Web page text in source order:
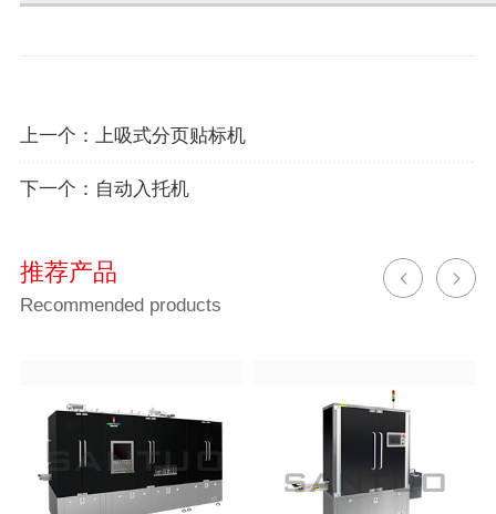
上一个： 上吸式分页贴标机
下一个： 自动入托机
推荐产品
Recommended products